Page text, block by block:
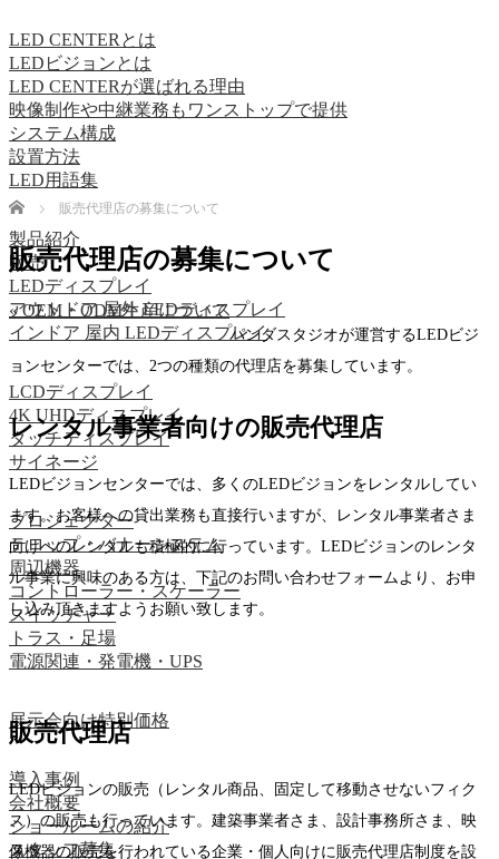
LED CENTERとは
LEDビジョンとは
LED CENTERが選ばれる理由
映像制作や中継業務もワンストップで提供
システム構成
設置方法
LED用語集
製品紹介
販売
LEDディスプレイ
アウトドア 屋外 LEDディスプレイ
インドア 屋内 LEDディスプレイ
LCDディスプレイ
4K UHDディスプレイ
タッチディスプレイ
サイネージ
プロジェクター
テロップ・バナーシステム
周辺機器
コントローラー・スケーラー
スイッチャー
トラス・足場
電源関連・発電機・UPS
展示会向け特別価格
導入事例
会社概要
ショールームの紹介
スタッフ募集
Home 販売代理店の募集について
販売代理店の募集について
« OEM・ODM生産について
パンダスタジオが運営するLEDビジ
ョンセンターでは、2つの種類の代理店を募集しています。
レンタル事業者向けの販売代理店
LEDビジョンセンターでは、多くのLEDビジョンをレンタルしてい
ます。お客様への貸出業務も直接行いますが、レンタル事業者さま
向けへのレンタルも積極的に行っています。LEDビジョンのレンタ
ル事業に興味のある方は、下記のお問い合わせフォームより、お申
し込み頂きますようお願い致します。
販売代理店
LEDビジョンの販売（レンタル商品、固定して移動させないフィク
ス）の販売も行っています。建築事業者さま、設計事務所さま、映
像機器の販売を行われている企業・個人向けに販売代理店制度を設